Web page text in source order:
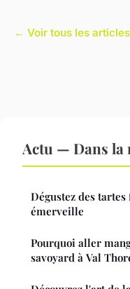
← Voir tous les
Actu — Dans la
Dégustez des
émerveille
Pourquoi aller
savoyard à Val